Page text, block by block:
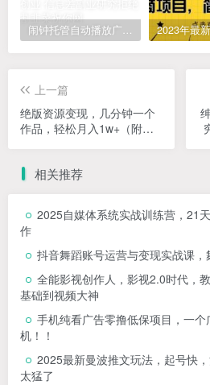
闹钟托管自动播放广告，单机5-10，无需人工操作
上一篇
绝版资源变现，几分钟一个
作品，轻松月入1w+（附全
相关推荐
2025自媒体系统实战训练营，21
作
抖音舞蹈账号运营与变现实战课
全能影视创作人，影视2.0时代，
基础到视频大神
手机纯看广告零撸低保项目，一
机！！
2025最新曼波推文玩法，起号快
太猛了